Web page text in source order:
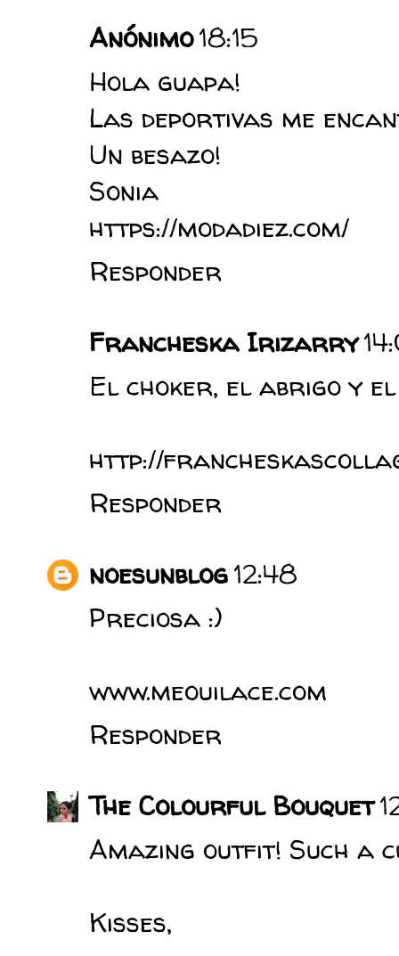
Anónimo18:15
Hola guapa!
Las deportivas me
Un besazo!
Sonia
https://modadiez.com/
Responder
Francheska Irizarry
El choker, el abrigo y
http://
Responder
noesunblog12:48
Preciosa :)
www.meouilace.com
Responder
The Colourful Bouquet
Amazing outfit! Such a
Kisses,